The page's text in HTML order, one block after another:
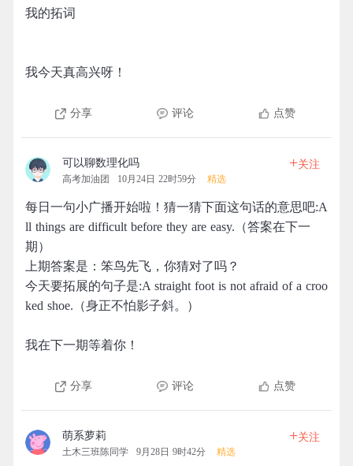
我的拓词
我今天真高兴呀！
分享 评论 点赞
可以聊数理化吗
高考加油团 10月24日 22时59分 精选
+关注
每日一句小广播开始啦！猜一猜下面这句话的意思吧:A
ll things are difficult before they are easy.（答案在下一
期）
上期答案是：笨鸟先飞，你猜对了吗？
今天要拓展的句子是:A straight foot is not afraid of a croo
ked shoe.（身正不怕影子斜。）
我在下一期等着你！
分享 评论 点赞
萌系萝莉
土木三班陈同学 9月28日 9时42分 精选
+关注